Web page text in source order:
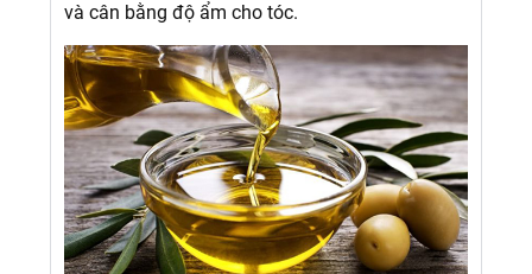
và cân bằng độ ẩm cho tóc.